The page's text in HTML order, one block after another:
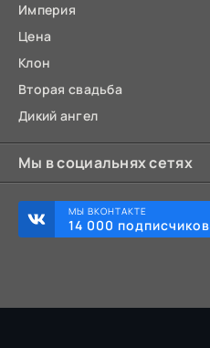
Империя
Цена
Клон
Вторая свадьба
Дикий ангел
Мы в социальнях сетях
МЫ ВКОНТАКТЕ
14 000 подписчиков